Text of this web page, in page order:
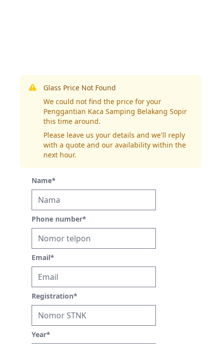
Glass Price Not Found
We could not find the price for your
Penggantian Kaca Samping Belakang Sopir
this time around.
Please leave us your details and we'll reply
with a quote and our availability within the
next hour.
Name*
Phone number*
Email*
Registration*
Year*